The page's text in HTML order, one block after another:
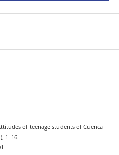
of teenage students of Cuenca
1–16.